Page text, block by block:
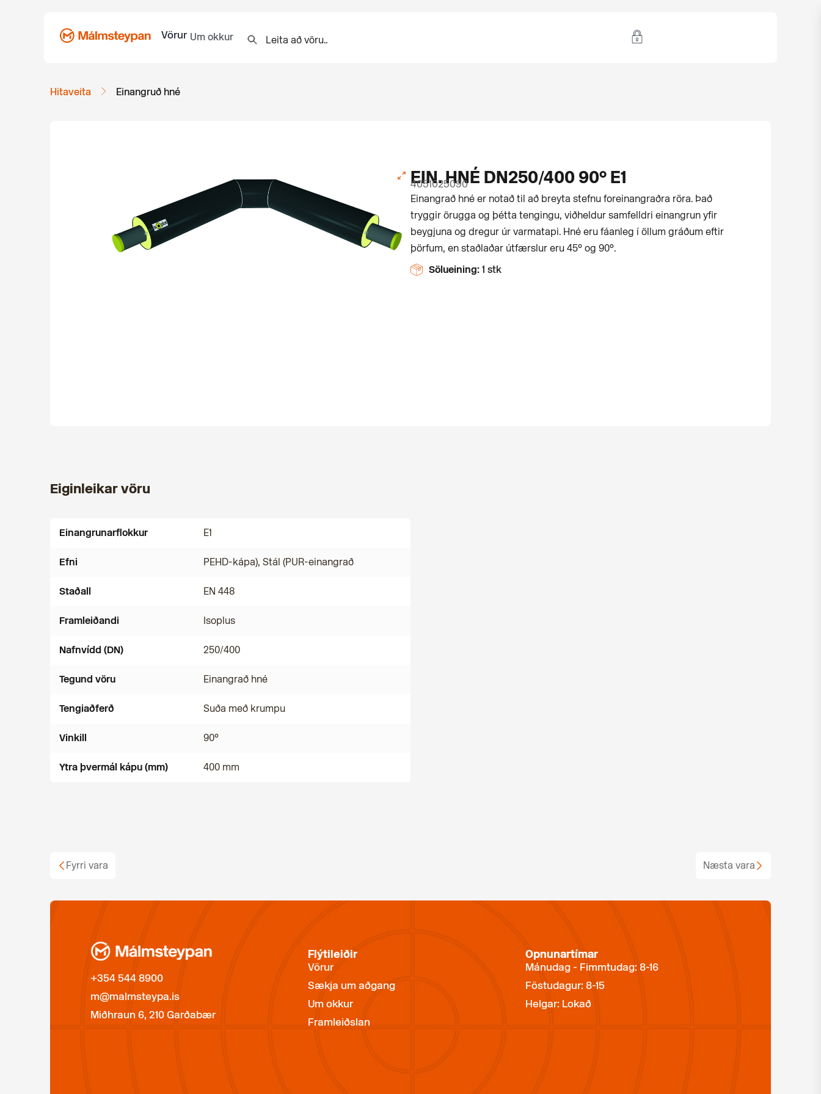
Vörur Um okkur
Hitaveita Einangruð hné
EIN. HNÉ DN250/400 90° E1
4051025090
Einangrað hné er notað til að breyta stefnu for­einangraðra röra. Það
tryggir örugga og þétta tengingu, viðheldur samfelldri einangrun yfir
beygjuna og dregur úr varmatapi. Hné eru fáanleg í öllum gráðum eftir
þörfum, en staðlaðar útfærslur eru 45° og 90°.
Sölueining: 1 stk
Eiginleikar vöru
Einangrunarflokkur E1
Efni PEHD-kápa), Stál (PUR-einangrað
Staðall EN 448
Framleiðandi Isoplus
Nafnvídd (DN) 250/400
Tegund vöru Einangrað hné
Tengiaðferð Suða með krumpu
Vinkill 90°
Ytra þvermál kápu (mm) 400 mm
Fyrri vara Næsta vara
+354 544 8900
m@malmsteypa.is
Miðhraun 6, 210 Garðabær
Flýtileiðir
Vörur
Sækja um aðgang
Um okkur
Framleiðslan
Opnunartímar
Mánudag - Fimmtudag: 8-16
Föstudagur: 8-15
Helgar: Lokað